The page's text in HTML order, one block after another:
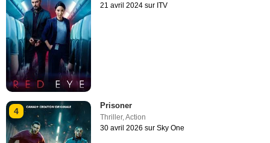
21 avril 2024 sur ITV
4
Prisoner
Thriller,Action
30 avril 2026 sur Sky One